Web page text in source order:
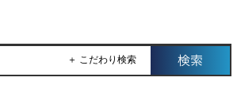
＋ こだわり検索